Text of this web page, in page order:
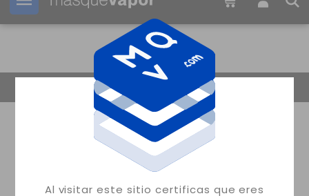
Al visitar este sitio certificas que eres
Tu pedido puede ser enviado en 55m: 01s